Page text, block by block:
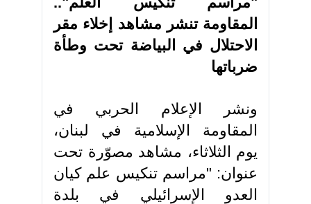
المقاومة تنشر مشاهد إخلاء مقر
الاحتلال في البياضة تحت وطأة
ضرباتها
ونشر الإعلام الحربي في
المقاومة الإسلامية في لبنان،
يوم الثلاثاء، مشاهد مصوّرة تحت
عنوان: "مراسم تنكيس علم كيان
العدو الإسرائيلي في بلدة